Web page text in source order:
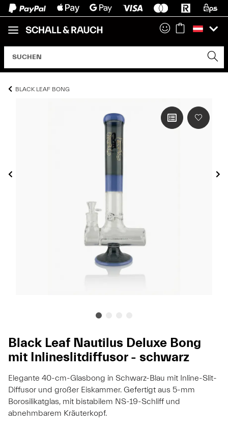
BLACK LEAF BONG
Black Leaf Nautilus Deluxe Bong
mit Inlineslitdiffusor - schwarz
Elegante 40-cm-Glasbong in Schwarz-Blau mit Inline-Slit-
Diffusor und großer Eiskammer. Gefertigt aus 5-mm
Borosilikatglas, mit bistabilem NS-19-Schliff und
abnehmbarem Kräuterkopf.